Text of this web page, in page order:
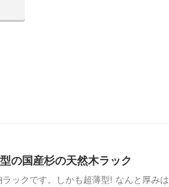
の国産杉の天然木ラック
ックです。しかも超薄型! なんと厚みは